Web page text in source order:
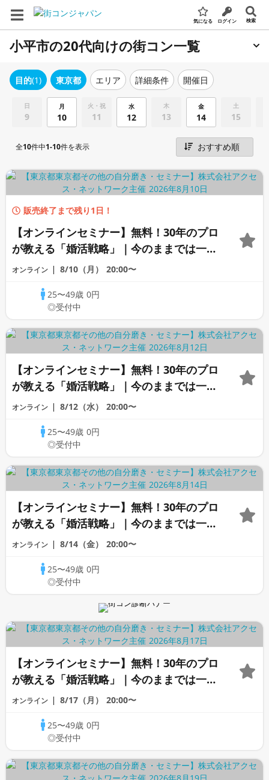
気になる ログイン 検索
小平市の20代向けの街コン一覧
目的(1) 東京都 エリア 詳細条件 開催日
日
9
月
10
火・祝
11
水
12
木
13
金
14
土
15
全10件中1-10件を表示
販売終了まで残り1日！
【オンラインセミナー】無料！30年のプロ
が教える「婚活戦略」｜今のままでは一生
変わらないと感じる男性へ
オンライン 8/10（月） 20:00〜
25〜49歳0円
◎受付中
【オンラインセミナー】無料！30年のプロ
が教える「婚活戦略」｜今のままでは一生
変わらないと感じる男性へ
オンライン 8/12（水） 20:00〜
25〜49歳0円
◎受付中
【オンラインセミナー】無料！30年のプロ
が教える「婚活戦略」｜今のままでは一生
変わらないと感じる男性へ
オンライン 8/14（金） 20:00〜
25〜49歳0円
◎受付中
【オンラインセミナー】無料！30年のプロ
が教える「婚活戦略」｜今のままでは一生
変わらないと感じる男性へ
オンライン 8/17（月） 20:00〜
25〜49歳0円
◎受付中